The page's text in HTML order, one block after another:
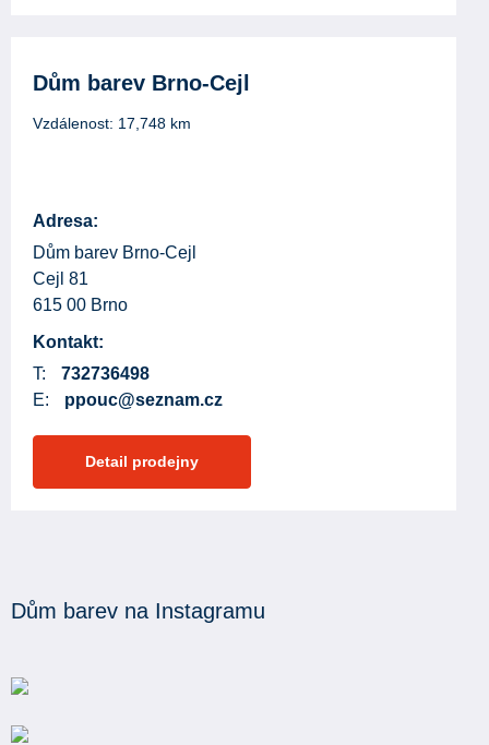
Dům barev Brno-Cejl
Vzdálenost: 17,748 km
Adresa:
Dům barev Brno-Cejl
Cejl 81
615 00 Brno
Kontakt:
T:
732736498
E:
ppouc@seznam.cz
Detail prodejny
Dům barev na Instagramu